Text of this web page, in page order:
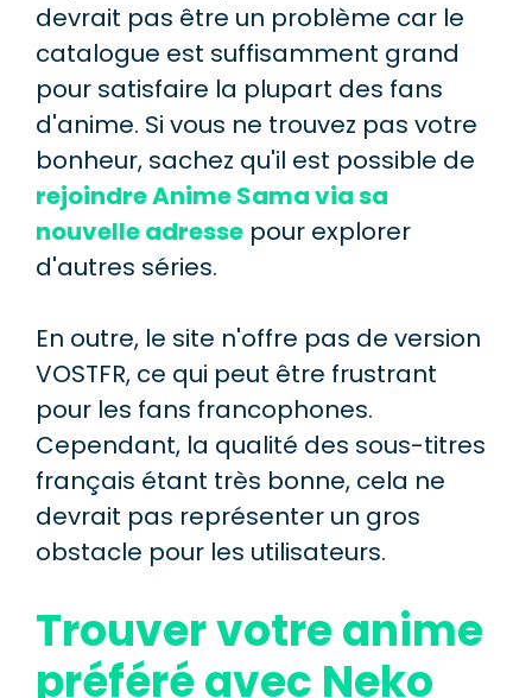
devrait pas être un problème car le
catalogue est suffisamment grand
pour satisfaire la plupart des fans
d'anime. Si vous ne trouvez pas votre
bonheur, sachez qu'il est possible de
rejoindre Anime Sama via sa
nouvelle adresse pour explorer
d'autres séries.
En outre, le site n'offre pas de version
VOSTFR, ce qui peut être frustrant
pour les fans francophones.
Cependant, la qualité des sous-titres
français étant très bonne, cela ne
devrait pas représenter un gros
obstacle pour les utilisateurs.
Trouver votre anime
préféré avec Neko